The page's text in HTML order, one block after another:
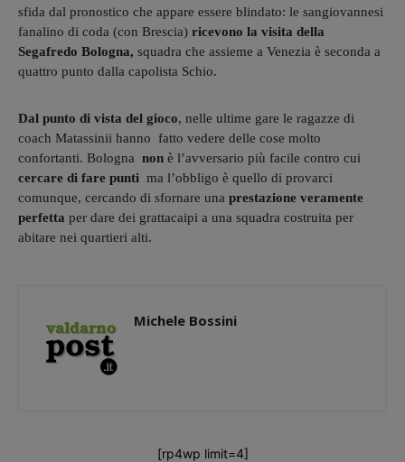
sfida dal pronostico che appare essere blindato: le sangiovannesi
fanalino di coda (con Brescia) ricevono la visita della
Segafredo Bologna, squadra che assieme a Venezia è seconda a
quattro punto dalla capolista Schio.
Dal punto di vista del gioco, nelle ultime gare le ragazze di
coach Matassinii hanno fatto vedere delle cose molto
confortanti. Bologna non è l’avversario più facile contro cui
cercare di fare punti ma l’obbligo è quello di provarci
comunque, cercando di sfornare una prestazione veramente
perfetta per dare dei grattacaipi a una squadra costruita per
abitare nei quartieri alti.
Michele Bossini
[rp4wp limit=4]